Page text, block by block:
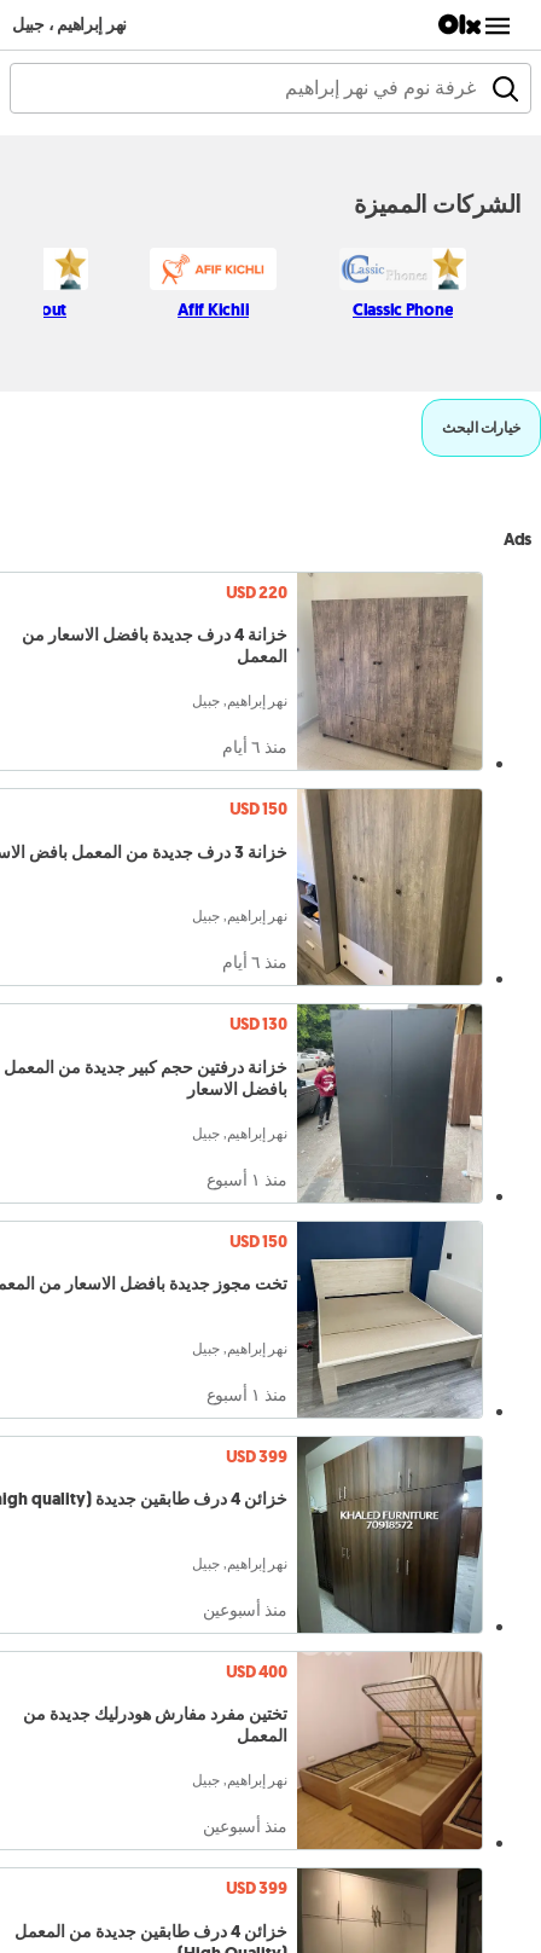
نهر إبراهيم ، جبيل
الشركات المميزة
Classic Phone
Afif Kichli
Hout
خيارات البحث
Ads
USD 220
خزانة 4 درف جديدة بافضل الاسعار من
المعمل
نهر إبراهيم, جبيل
منذ ٦ أيام
USD 150
خزانة 3 درف جديدة من المعمل بافض الاسعار
نهر إبراهيم, جبيل
منذ ٦ أيام
USD 130
خزانة درفتين حجم كبير جديدة من المعمل
بافضل الاسعار
نهر إبراهيم, جبيل
منذ ١ أسبوع
USD 150
تخت مجوز جديدة بافضل الاسعار من
نهر إبراهيم, جبيل
منذ ١ أسبوع
USD 399
خزائن 4 درف طابقين جديدة (high quality)
نهر إبراهيم, جبيل
منذ أسبوعين
USD 400
تختين مفرد مفارش هودرليك جديدة من
المعمل
نهر إبراهيم, جبيل
منذ أسبوعين
USD 399
خزائن 4 درف طابقين جديدة من المعمل